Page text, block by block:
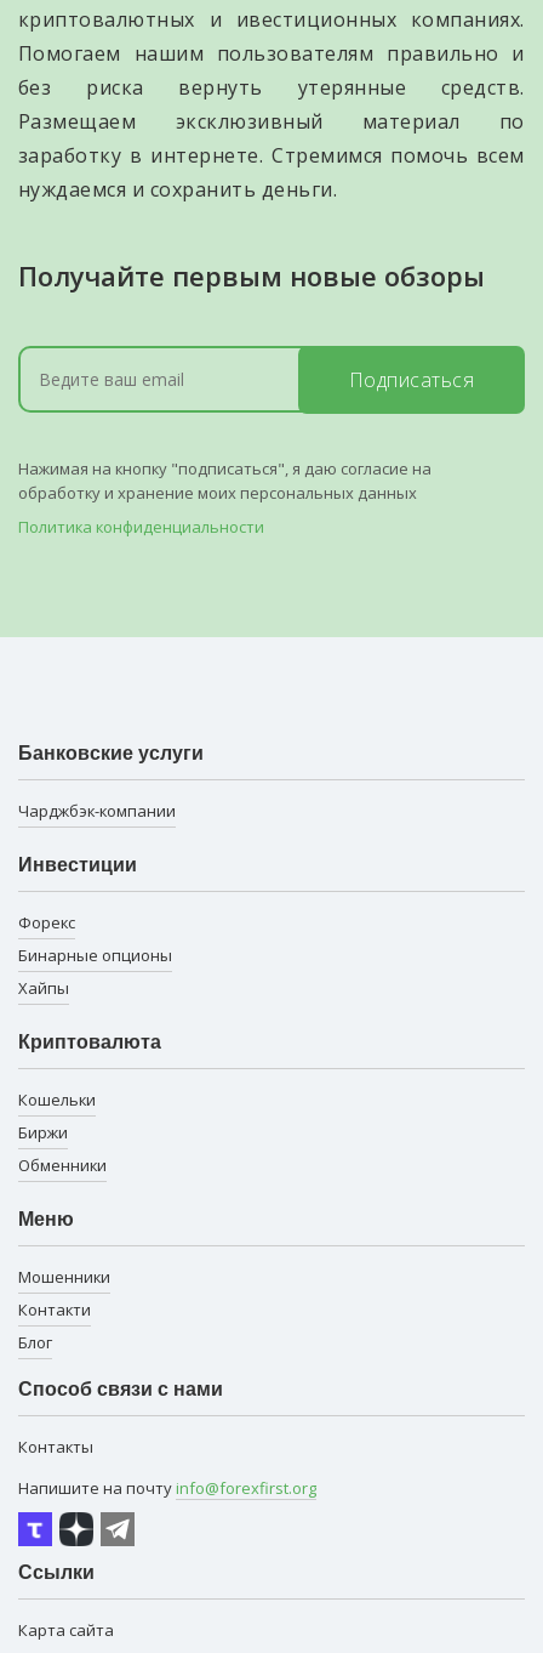
криптовалютных и ивестиционных компаниях.
Помогаем нашим пользователям правильно и
без риска вернуть утерянные средств.
Размещаем эксклюзивный материал по
заработку в интернете. Стремимся помочь всем
нуждаемся и сохранить деньги.
Получайте первым новые обзоры
Подписаться
Нажимая на кнопку "подписаться", я даю согласие на
обработку и хранение моих персональных данных
Политика конфиденциальности
Банковские услуги
Чарджбэк-компании
Инвестиции
Форекс
Бинарные опционы
Хайпы
Криптовалюта
Кошельки
Биржи
Обменники
Меню
Мошенники
Контакти
Блог
Способ связи с нами
Контакты
Напишите на почту info@forexfirst.org
Ссылки
Карта сайта